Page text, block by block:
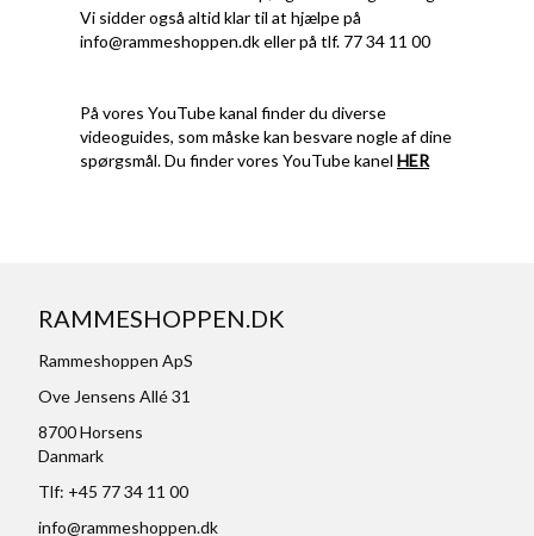
Vi sidder også altid klar til at hjælpe på
info@rammeshoppen.dkeller på tlf. 77 34 11 00
På vores YouTube kanal finder du diverse
videoguides, som måske kan besvare nogle af dine
spørgsmål. Du finder vores YouTube kanel HER
RAMMESHOPPEN.DK
Rammeshoppen ApS
Ove Jensens Allé 31
8700 Horsens
Danmark
Tlf: +45 77 34 11 00
info@rammeshoppen.dk